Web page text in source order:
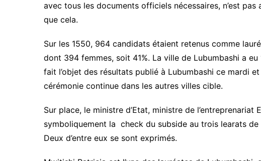
avec tous les documents officiels nécessaires, n’est
que cela.
Sur les 1550, 964 candidats étaient retenus comme
dont 394 femmes, soit 41%. La ville de Lubumbashi a
fait l’objet des résultats publié à Lubumbashi ce mardi
cérémonie continue dans les autres villes cible.
Sur place, le ministre d’Etat, ministre de l’entreprenariat
symboliquement la check du subside au trois learats
Deux d’entre eux se sont exprimés.